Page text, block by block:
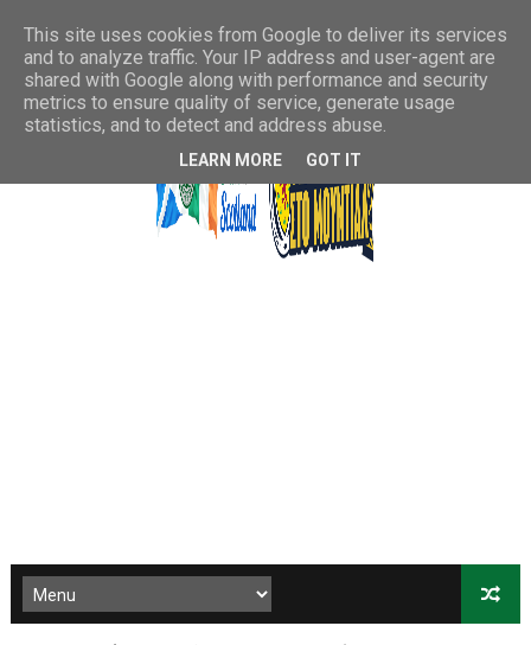
This site uses cookies from Google to deliver its services
and to analyze traffic. Your IP address and user-agent are
shared with Google along with performance and security
metrics to ensure quality of service, generate usage
statistics, and to detect and address abuse.
LEARN MORE GOT IT